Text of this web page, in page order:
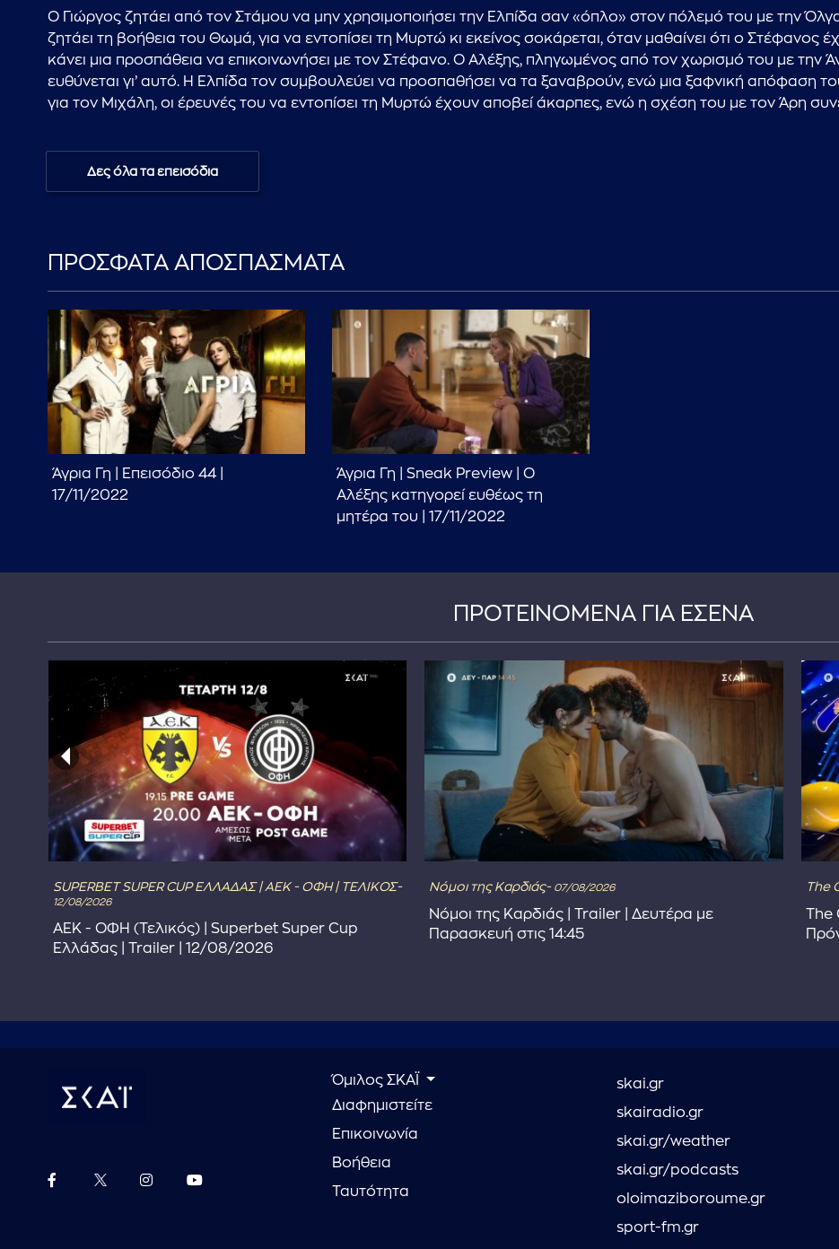
Ο Γιώργος ζητάει από τον Στάμου να μην χρησιμοποιήσει την Ελπίδα σαν «όπλο» στον πόλεμό του με την
ζητάει τη βοήθεια του Θωμά, για να εντοπίσει τη Μυρτώ κι εκείνος σοκάρεται, όταν μαθαίνει ότι ο Στέφανος
κάνει μια προσπάθεια να επικοινωνήσει με τον Στέφανο. Ο Αλέξης, πληγωμένος από τον χωρισμό του με την
ευθύνεται γι’ αυτό. Η Ελπίδα τον συμβουλεύει να προσπαθήσει να τα ξαναβρούν, ενώ μια ξαφνική απόφαση
για τον Μιχάλη, οι έρευνές του να εντοπίσει τη Μυρτώ έχουν αποβεί άκαρπες, ενώ η σχέση του με τον Άρη
Δες όλα τα επεισόδια
ΠΡΟΣΦΑΤΑ ΑΠΟΣΠΑΣΜΑΤΑ
Άγρια Γη | Επεισόδιο 44 |
17/11/2022
Άγρια Γη | Sneak Preview | Ο
Αλέξης κατηγορεί ευθέως τη
μητέρα του | 17/11/2022
ΠΡΟΤΕΙΝΟΜΕΝΑ ΓΙΑ ΕΣΕΝΑ
SUPERBET SUPER CUP ΕΛΛΑΔΑΣ | ΑΕΚ - ΟΦΗ | ΤΕΛΙΚΟΣ-
12/08/2026
ΑΕΚ - ΟΦΗ (Τελικός) | Superbet Super Cup
Ελλάδας | Trailer | 12/08/2026
Νόμοι της Καρδιάς- 07/08/2026
Νόμοι της Καρδιάς | Trailer | Δευτέρα με
Παρασκευή στις 14:45
The
The
Όμιλος ΣΚΑΪ
Διαφημιστείτε
Επικοινωνία
Βοήθεια
Ταυτότητα
skai.gr
skairadio.gr
skai.gr/weather
skai.gr/podcasts
oloimaziboroume.gr
sport-fm.gr